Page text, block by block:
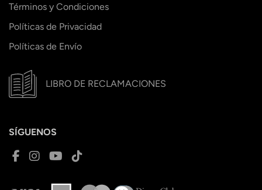
Términos y Condiciones
Políticas de Privacidad
Políticas de Envío
LIBRO DE RECLAMACIONES
SÍGUENOS